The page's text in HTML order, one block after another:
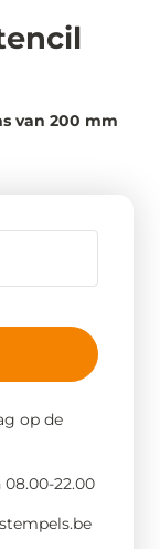
van 200 mm
op de
22.00